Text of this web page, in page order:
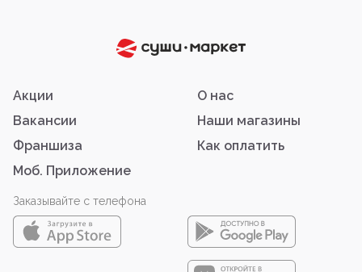
Акции
О нас
Вакансии
Наши магазины
Франшиза
Как оплатить
Моб. Приложение
Заказывайте с телефона